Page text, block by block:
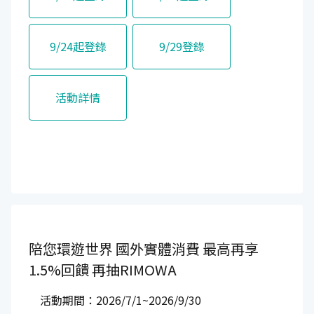
9/24起登錄 9/29登錄
活動詳情
陪您環遊世界 國外實體消費 最高再享
1.5%回饋再抽RIMOWA
活動期間：2026/7/1~2026/9/30